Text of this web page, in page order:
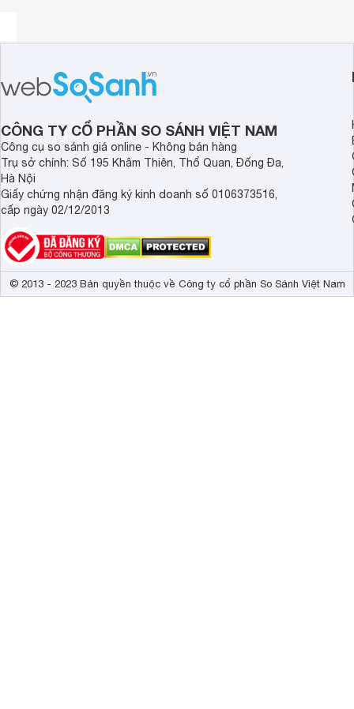
CÔNG TY CỔ PHẦN SO SÁNH VIỆT NAM
Công cụ so sánh giá online - Không bán hàng
Trụ sở chính: Số 195 Khâm Thiên, Thổ Quan, Đống Đa,
Hà Nội
Giấy chứng nhận đăng ký kinh doanh số 0106373516,
cấp ngày 02/12/2013
© 2013 - 2023 Bản quyền thuộc về Công ty cổ phần So Sánh Việt Nam